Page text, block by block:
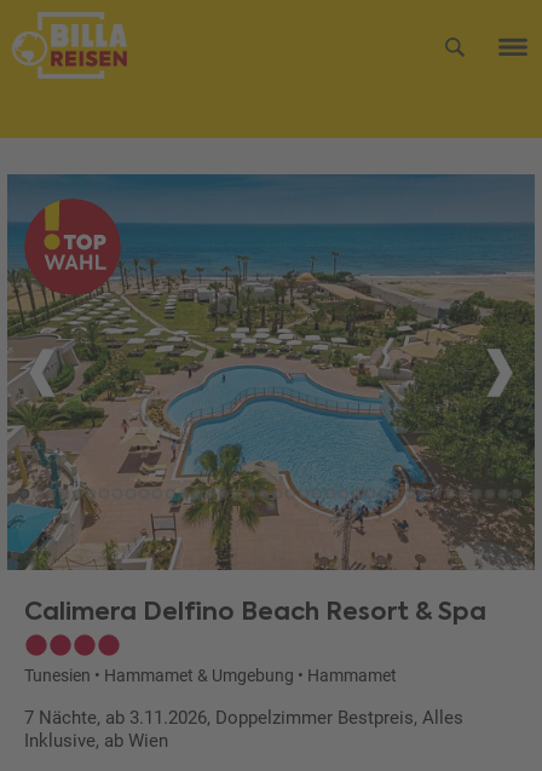
Calimera Delfino Beach Resort & Spa
Tunesien • Hammamet & Umgebung • Hammamet
7 Nächte, ab 3.11.2026, Doppelzimmer Bestpreis, Alles
Inklusive, ab Wien